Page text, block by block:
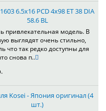
6.5x16 PCD 4x98 ET 38 DIA
58.6 BL
привлекательная модель. В
выглядят очень стильно,
что так редко доступны для
снова п..
Kosei - Япония оригинал (4
шт.)